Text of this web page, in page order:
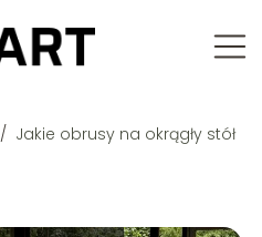
/ Jakie obrusy na okrągły stół